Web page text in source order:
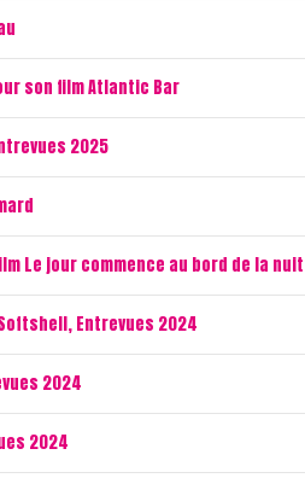
son film Atlantic Bar
2025
Le jour commence au bord de la nuit
Entrevues 2024
2024
2024